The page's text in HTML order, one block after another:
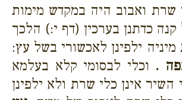
שרת ואבוב היה במקדש מימות
כדתנן בערכין (דף י:) הלכך
ילפינן לאכשורי בשל עץ:
. וכלי לבסומי קלא בעלמא
אינן כלי שרת ולא ילפינן